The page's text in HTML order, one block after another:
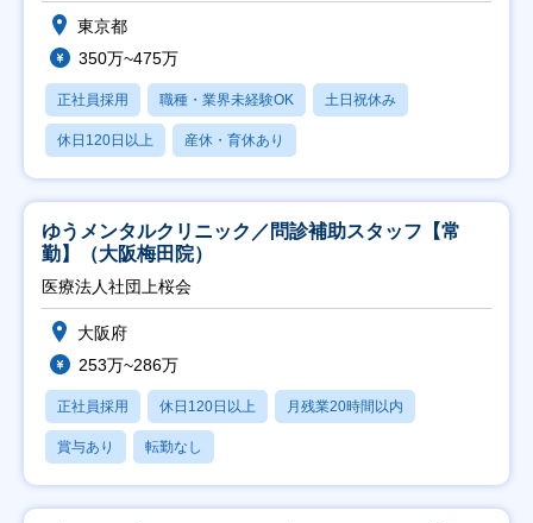
東京都
350万~475万
正社員採用 職種・業界未経験OK 土日祝休み
休日120日以上 産休・育休あり
ゆうメンタルクリニック／問診補助スタッフ【常
勤】（大阪梅田院）
医療法人社団上桜会
大阪府
253万~286万
正社員採用 休日120日以上 月残業20時間以内
賞与あり 転勤なし